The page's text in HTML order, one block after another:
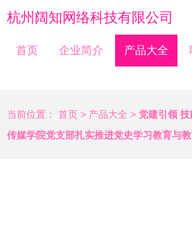
杭州阔知网络科技有限公司
首页 企业简介 产品大全
当前位置： 首页 > 产品大全 > 党建引领
传媒学院党支部扎实推进党史学习教育与